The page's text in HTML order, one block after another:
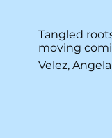
Velez, Angela
Tangled
moving